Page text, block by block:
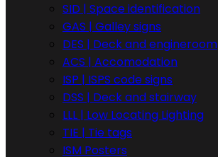
SID | Space identification
GAS | Galley signs
DES | Deck and engineroom
ACS | Accomodation
ISP | ISPS code signs
DSS | Deck and stairway
LLL | Low Locating Lighting
TIE | Tie tags
ISM Posters